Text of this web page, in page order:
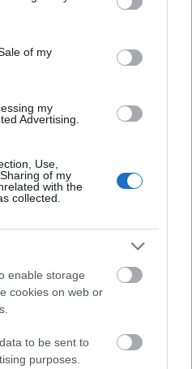
and its third-party tags to
purposes in below Google
of my
my
Advertising.
Use,
of my
with the
collected.
enable storage
cookies on web or
to be sent to
purposes.